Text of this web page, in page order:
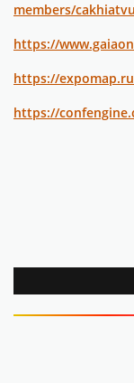
members/
https://
https://
https://